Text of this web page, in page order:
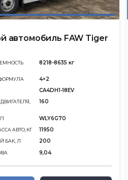
автомобиль FAW Tiger
8218-8635 кг
4×2
CA4DH1-18EV
160
WLY6G70
АВТО, КГ 11950
БАК, Л 200
9,04